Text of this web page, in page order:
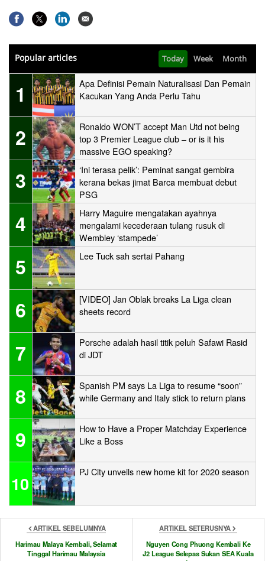
Popular articles Today Week Month
1
Apa Definisi Pemain Naturalisasi Dan Pemain
Kacukan Yang Anda Perlu Tahu
2
Ronaldo WON’T accept Man Utd not being
top 3 Premier League club – or is it his
massive EGO speaking?
3
‘Ini terasa pelik’: Peminat sangat gembira
kerana bekas jimat Barca membuat debut
PSG
4
Harry Maguire mengatakan ayahnya
mengalami kecederaan tulang rusuk di
Wembley ‘stampede’
5 Lee Tuck sah sertai Pahang
6
[VIDEO] Jan Oblak breaks La Liga clean
sheets record
7
Porsche adalah hasil titik peluh Safawi Rasid
di JDT
8
Spanish PM says La Liga to resume “soon”
while Germany and Italy stick to return plans
9
How to Have a Proper Matchday Experience
Like a Boss
10
PJ City unveils new home kit for 2020 season
ARTIKEL SEBELUMNYA
Harimau Malaya Kembali, Selamat
Tinggal Harimau Malaysia
ARTIKEL SETERUSNYA
Nguyen Cong Phuong Kembali Ke
J2 League Selepas Sukan SEA Kuala